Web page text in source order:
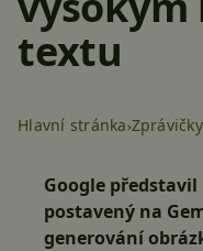
textu
Hlavní stránka Zprávičky
Google
postavený na
generování